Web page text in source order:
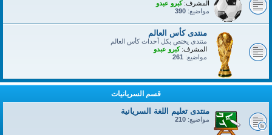
المشرف: كبرو عبدو
مواضيع: 390
منتدى كأس العالم
منتدى يختص بكل أحداث كأس العالم
المشرف: كبرو عبدو
مواضيع: 261
قسم السريانيات
منتدى تعليم اللغة السريانية
مواضيع: 210